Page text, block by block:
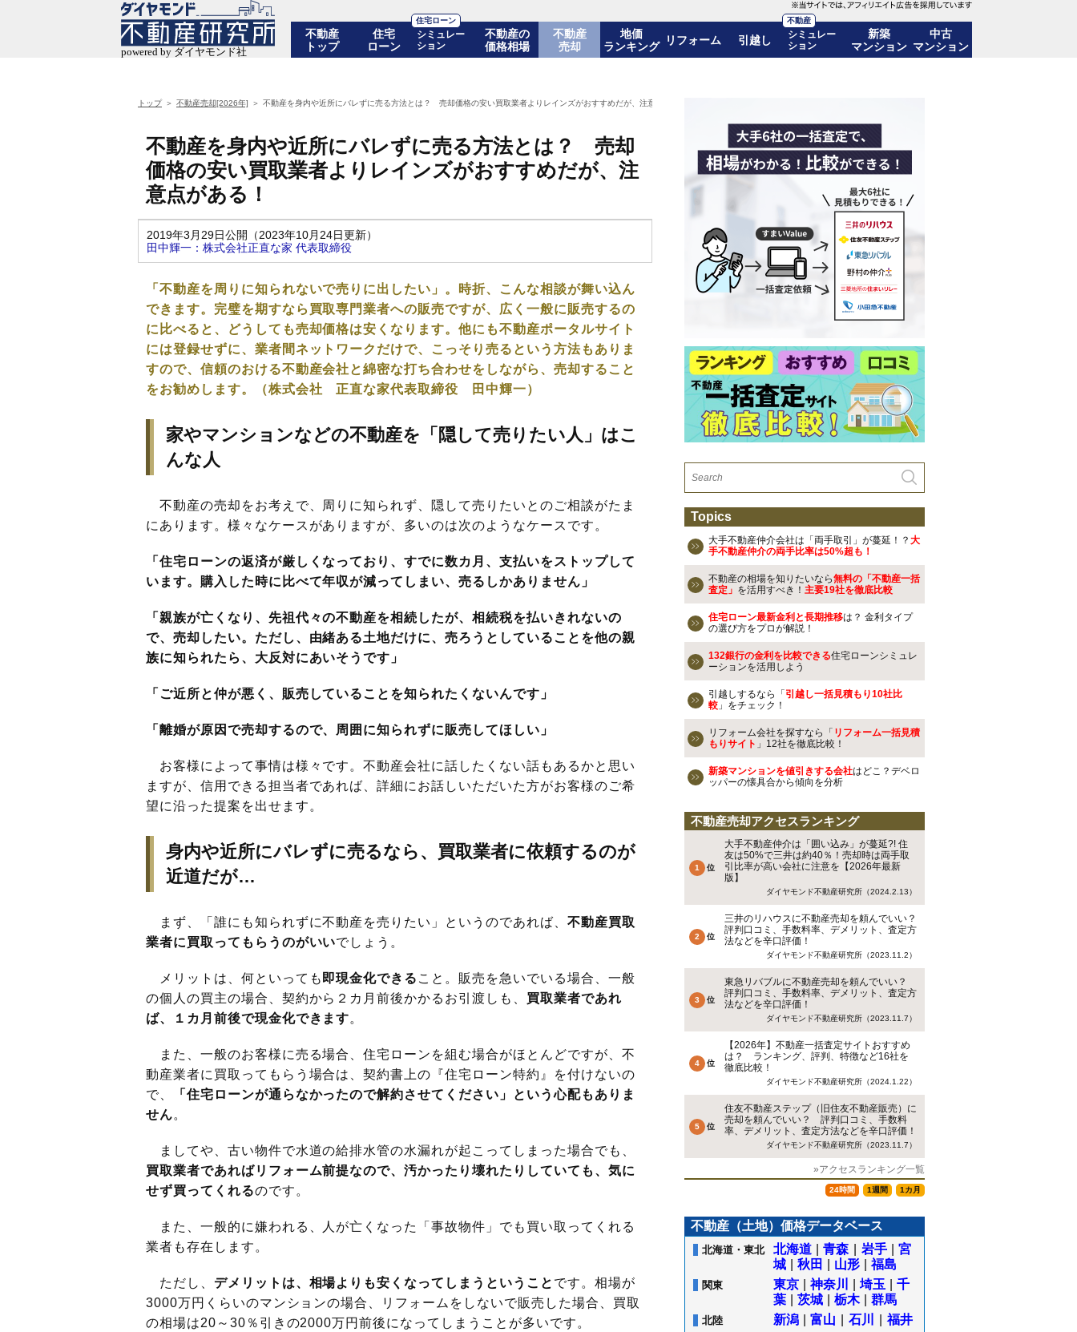
不動産
トップ
住宅
ローン
住宅ローン
シミュレー
ション
不動産の
価格相場
不動産
売却
地価
ランキング
リフォーム 引越し
不動産
シミュレー
ション
新築
マンション
中古
マンション
トップ 不動産売却[2026年] 不動産を身内や近所にバレずに売る方法とは？ 売却価格の安い買取業者よりレインズがおすすめだが、注意点がある！
不動産を身内や近所にバレずに売る方法とは？ 売却
価格の安い買取業者よりレインズがおすすめだが、注
意点がある！
2019年3月29日公開（2023年10月24日更新）
田中輝一：株式会社正直な家 代表取締役
「不動産を周りに知られないで売りに出したい」。時折、こんな相談が舞い込ん
できます。完璧を期すなら買取専門業者への販売ですが、広く一般に販売するの
に比べると、どうしても売却価格は安くなります。他にも不動産ポータルサイト
には登録せずに、業者間ネットワークだけで、こっそり売るという方法もありま
すので、信頼のおける不動産会社と綿密な打ち合わせをしながら、売却すること
をお勧めします。（株式会社 正直な家代表取締役 田中輝一）
家やマンションなどの不動産を「隠して売りたい人」はこ
んな人
不動産の売却をお考えで、周りに知られず、隠して売りたいとのご相談がたま
にあります。様々なケースがありますが、多いのは次のようなケースです。
「住宅ローンの返済が厳しくなっており、すでに数カ月、支払いをストップして
います。購入した時に比べて年収が減ってしまい、売るしかありません」
「親族が亡くなり、先祖代々の不動産を相続したが、相続税を払いきれないの
で、売却したい。ただし、由緒ある土地だけに、売ろうとしていることを他の親
族に知られたら、大反対にあいそうです」
「ご近所と仲が悪く、販売していることを知られたくないんです」
「離婚が原因で売却するので、周囲に知られずに販売してほしい」
お客様によって事情は様々です。不動産会社に話したくない話もあるかと思い
ますが、信用できる担当者であれば、詳細にお話しいただいた方がお客様のご希
望に沿った提案を出せます。
身内や近所にバレずに売るなら、買取業者に依頼するのが
近道だが…
まず、「誰にも知られずに不動産を売りたい」というのであれば、 不動産買取
業者に買取ってもらうのがいいでしょう。
メリットは、何といっても 即現金化できる こと。販売を急いでいる場合、一般
の個人の買主の場合、契約から２カ月前後かかるお引渡しも、 買取業者であれ
ば、１カ月前後で現金化できます。
また、一般のお客様に売る場合、住宅ローンを組む場合がほとんどですが、不
動産業者に買取ってもらう場合は、契約書上の『住宅ローン特約』を付けないの
で、
「住宅ローンが通らなかったので解約させてください」という心配もありま
せん。
ましてや、古い物件で水道の給排水管の水漏れが起こってしまった場合でも、
買取業者であればリフォーム前提なので、汚かったり壊れたりしていても、気に
せず買ってくれるのです。
また、一般的に嫌われる、人が亡くなった「事故物件」でも買い取ってくれる
業者も存在します。
ただし、 デメリットは、相場よりも安くなってしまうということ です。相場が
3000万円くらいのマンションの場合、リフォームをしないで販売した場合、買取
の相場は20～30％引きの2000万円前後になってしまうことが多いです。
Topics
大手不動産仲介会社は「両手取引」が蔓延！？ 大
手不動産仲介の両手比率は50%超も！
不動産の相場を知りたいなら無料の「不動産一括
査定」 を活用すべき！ 主要19社を徹底比較
住宅ローン最新金利と長期推移は？ 金利タイプ
の選び方をプロが解説！
132銀行の金利を比較できる住宅ローンシミュレ
ーションを活用しよう
引越しするなら「 引越し一括見積もり10社比
較 」をチェック！
リフォーム会社を探すなら「 リフォーム一括見積
もりサイト 」12社を徹底比較！
新築マンションを値引きする会社はどこ？デベロ
ッパーの懐具合から傾向を分析
不動産売却アクセスランキング
大手不動産仲介は「囲い込み」が蔓延?! 住
友は50%で三井は約40％！売却時は両手取
引比率が高い会社に注意を【2026年最新
版】
ダイヤモンド不動産研究所（2024.2.13）
三井のリハウスに不動産売却を頼んでいい？
評判口コミ、手数料率、デメリット、査定方
法などを辛口評価！
ダイヤモンド不動産研究所（2023.11.2）
東急リバブルに不動産売却を頼んでいい？
評判口コミ、手数料率、デメリット、査定方
法などを辛口評価！
ダイヤモンド不動産研究所（2023.11.7）
【2026年】不動産一括査定サイトおすすめ
は？ ランキング、評判、特徴など16社を
徹底比較！
ダイヤモンド不動産研究所（2024.1.22）
住友不動産ステップ（旧住友不動産販売）に
売却を頼んでいい？ 評判口コミ、手数料
率、デメリット、査定方法などを辛口評価！
ダイヤモンド不動産研究所（2023.11.7）
»アクセスランキング一覧
24時間 1週間 1カ月
不動産（土地）価格データベース
北海道・東北 北海道 青森 岩手
宮
城
秋田 山形 福島
関東 東京 神奈川 埼玉
千
葉
茨城 栃木 群馬
北陸 新潟 富山 石川 福井